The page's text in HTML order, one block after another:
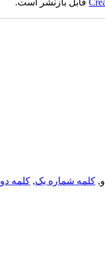
قابل بازنشر است.
کلمه شماره یک, کلمه دو